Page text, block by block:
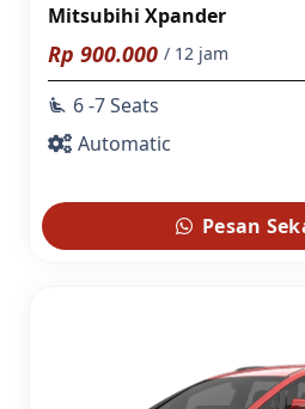
Mitsubihi Xpander
Rp 900.000 / 12 jam
airline_seat_recline_extra 6 -7 Seats
Automatic
Pesan